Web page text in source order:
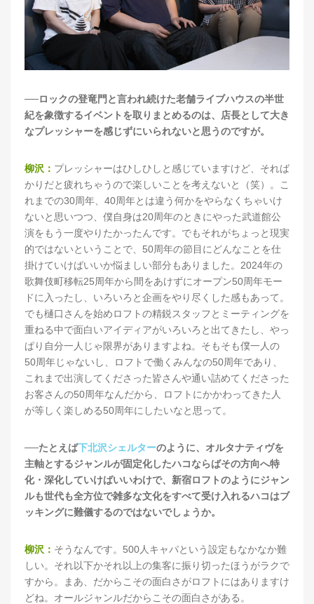
──ロックの登竜門と言われ続けた老舗ライブハウスの半世
紀を象徴するイベントを取りまとめるのは、店長として大き
なプレッシャーを感じずにいられないと思うのですが。
柳沢： プレッシャーはひしひしと感じていますけど、それば
かりだと疲れちゃうので楽しいことを考えないと（笑）。こ
れまでの30周年、40周年とは違う何かをやらなくちゃいけ
ないと思いつつ、僕自身は20周年のときにやった武道館公
演をもう一度やりたかったんです。でもそれがちょっと現実
的ではないということで、50周年の節目にどんなことを仕
掛けていけばいいか悩ましい部分もありました。2024年の
歌舞伎町移転25周年から間をあけずにオープン50周年モー
ドに入ったし、いろいろと企画をやり尽くした感もあって。
でも樋口さんを始めロフトの精鋭スタッフとミーティングを
重ねる中で面白いアイディアがいろいろと出てきたし、やっ
ぱり自分一人じゃ限界がありますよね。そもそも僕一人の
50周年じゃないし、ロフトで働くみんなの50周年であり、
これまで出演してくださった皆さんや通い詰めてくださった
お客さんの50周年なんだから、ロフトにかかわってきた人
が等しく楽しめる50周年にしたいなと思って。
──たとえば下北沢シェルターのように、オルタナティヴを
主軸とするジャンルが固定化したハコならばその方向へ特
化・深化していけばいいわけで、新宿ロフトのようにジャン
ルも世代も全方位で雑多な文化をすべて受け入れるハコはブ
ッキングに難儀するのではないでしょうか。
柳沢： そうなんです。500人キャパという設定もなかなか難
しい。それ以下かそれ以上の集客に振り切ったほうがラクで
すから。まあ、だからこその面白さがロフトにはありますけ
どね。オールジャンルだからこその面白さがある。